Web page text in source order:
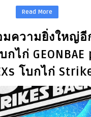
Read More
ความยิ่งใหญ่อี
ไก่
โบกไก่